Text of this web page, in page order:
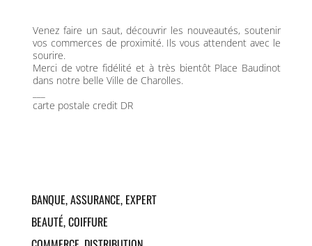
Venez faire un saut, découvrir les nouveautés, soutenir
vos commerces de proximité. Ils vous attendent avec le
sourire.
Merci de votre fidélité et à très bientôt Place Baudinot
dans notre belle Ville de Charolles.
carte postale credit DR
BANQUE, ASSURANCE, EXPERT
Assurances
BEAUTÉ, COIFFURE
Salon de coiffure mixte